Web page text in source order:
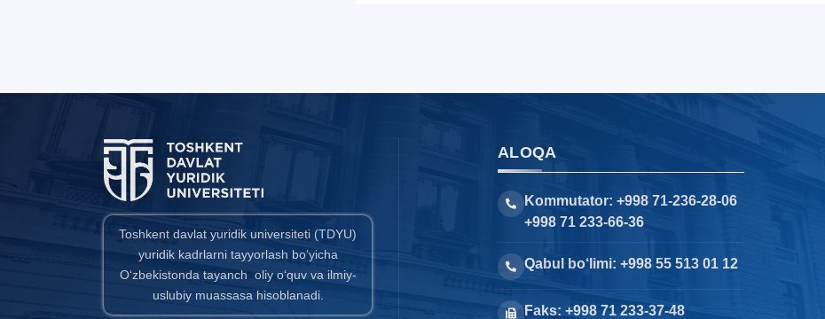
Toshkent davlat yuridik universiteti (TDYU)
yuridik kadrlarni tayyorlash bo‘yicha
O‘zbekistonda tayanch oliy o‘quv va ilmiy-
uslubiy muassasa hisoblanadi.
ALOQA
Kommutator: +998 71-236-28-06
+998 71 233-66-36
Qabul bo‘limi: +998 55 513 01 12
Faks: +998 71 233-37-48